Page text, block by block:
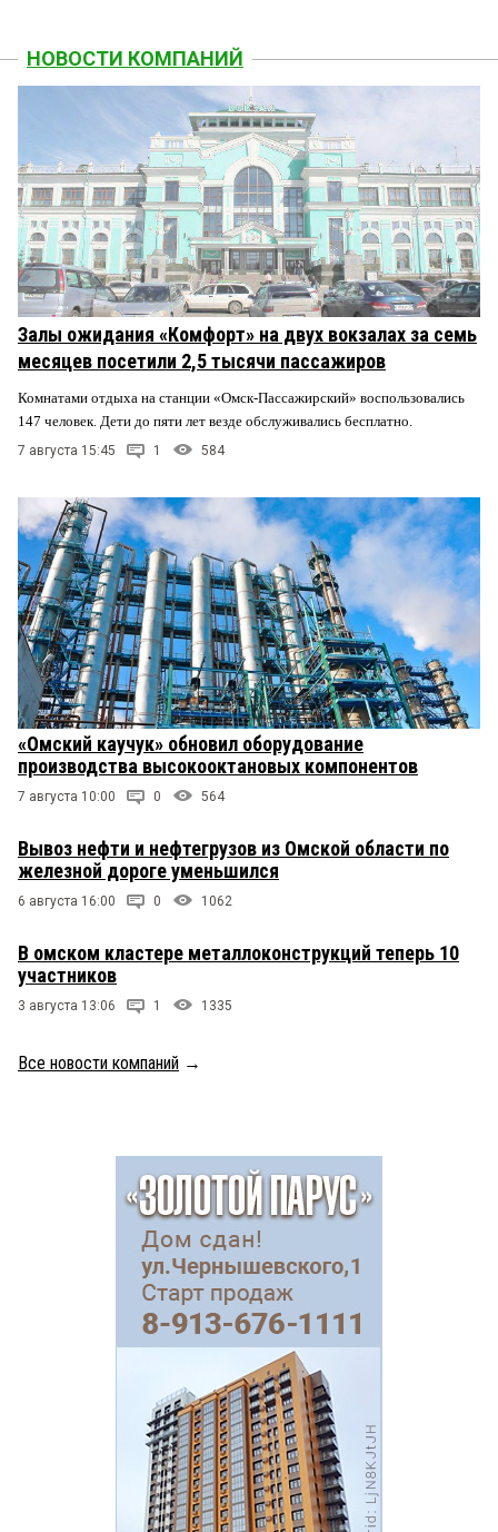
НОВОСТИ КОМПАНИЙ
Залы ожидания «Комфорт» на двух вокзалах за семь
месяцев посетили 2,5 тысячи пассажиров
Комнатами отдыха на станции «Омск-Пассажирский» воспользовались
147 человек. Дети до пяти лет везде обслуживались бесплатно.
7 августа 15:45 1 584
«Омский каучук» обновил оборудование
производства высокооктановых компонентов
7 августа 10:00 0 564
Вывоз нефти и нефтегрузов из Омской области по
железной дороге уменьшился
6 августа 16:00 0 1062
В омском кластере металлоконструкций теперь 10
участников
3 августа 13:06 1 1335
Все новости компаний →